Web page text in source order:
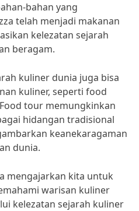
bahan yang
telah menjadi makanan
kelezatan sejarah
beragam.
kuliner dunia juga bisa
kuliner, seperti food
tour memungkinkan
hidangan tradisional
keanekaragaman
dunia.
mengajarkan kita untuk
warisan kuliner
kelezatan sejarah kuliner